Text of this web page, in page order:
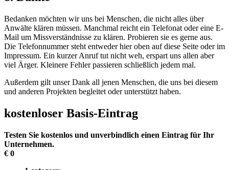
Bedanken möchten wir uns bei Menschen, die nicht alles über
Anwälte klären müssen. Manchmal reicht ein Telefonat oder eine E-
Mail um Missverständnisse zu klären. Probieren sie es gerne aus.
Die Telefonnummer steht entweder hier oben auf diese Seite oder im
Impressum. Ein kurzer Anruf tut nicht weh, erspart uns allen aber
viel Ärger. Kleinere Fehler passieren schließlich jedem mal.
Außerdem gilt unser Dank all jenen Menschen, die uns bei diesem
und anderen Projekten begleitet oder unterstützt haben.
kostenloser Basis-Eintrag
Testen Sie kostenlos und unverbindlich einen Eintrag für Ihr
Unternehmen.
€ 0